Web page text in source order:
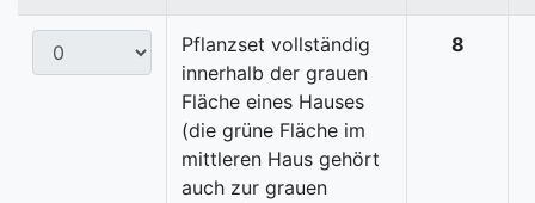
Pflanzset vollständig
innerhalb der grauen
Fläche eines Hauses
(die grüne Fläche im
mittleren Haus gehört
auch zur grauen
8